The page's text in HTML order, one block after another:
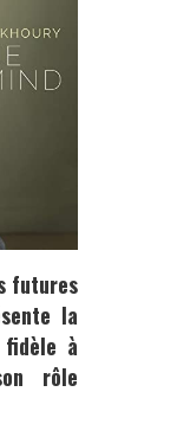
futures
la
fidèle à
rôle